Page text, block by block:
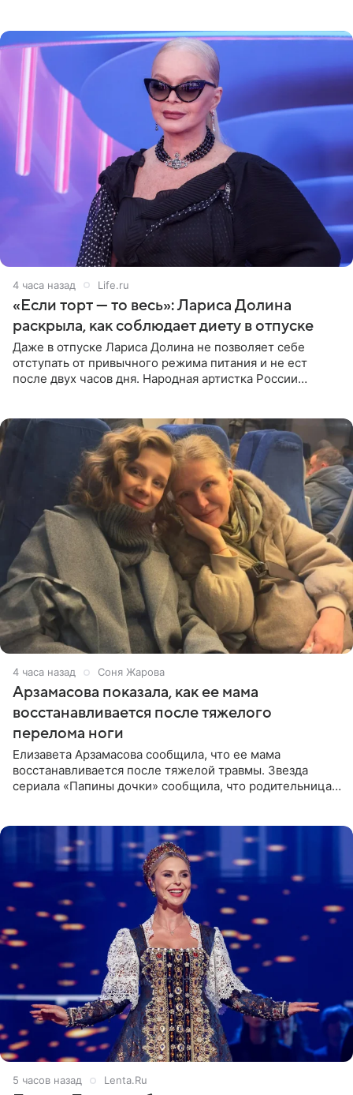
4 часа назад Life.ru
«Если торт — то весь»: Лариса Долина
раскрыла, как соблюдает диету в отпуске
Даже в отпуске Лариса Долина не позволяет себе
отступать от привычного режима питания и не ест
после двух часов дня. Народная артистка России
5 часов назад Соня Жарова
Арзамасова показала, как ее мама
восстанавливается после тяжелого
перелома ноги
Елизавета Арзамасова сообщила, что ее мама
восстанавливается после тяжелой травмы. Звезда
сериала «Папины дочки» сообщила, что родительница
5 часов назад Lenta.Ru